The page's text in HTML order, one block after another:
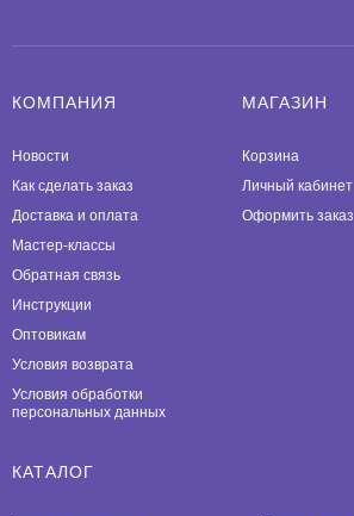
КОМПАНИЯ
Новости
Как сделать заказ
Доставка и оплата
Мастер-классы
Обратная связь
Инструкции
Оптовикам
Условия возврата
Условия обработки
персональных данных
МАГАЗИН
Корзина
Личный кабинет
Оформить заказ
КАТАЛОГ